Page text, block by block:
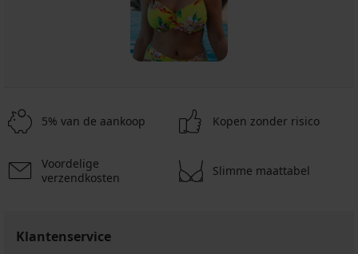
5% van de aankoop Kopen zonder risico
Voordelige
verzendkosten
Slimme maattabel
Klantenservice